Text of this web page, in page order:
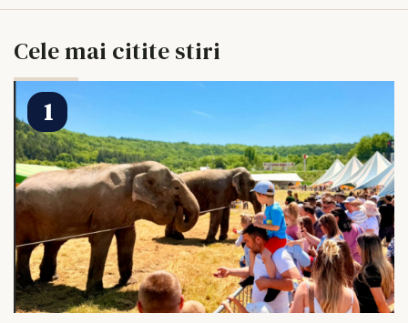
Cele mai citite stiri